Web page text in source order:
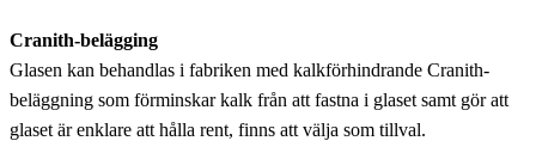
Cranith-belägging
Glasen kan behandlas i fabriken med kalkförhindrande Cranith-
beläggning som förminskar kalk från att fastna i glaset samt gör att
glaset är enklare att hålla rent, finns att välja som tillval.